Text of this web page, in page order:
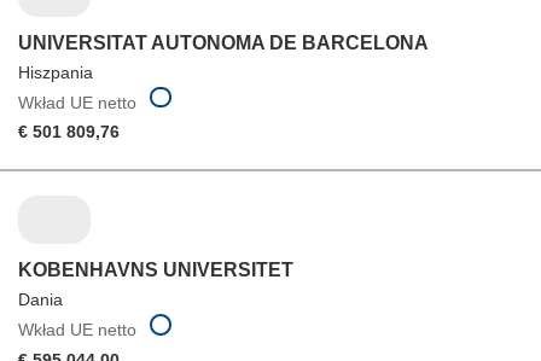
UNIVERSITAT AUTONOMA DE BARCELONA
Hiszpania
Wkład UE netto
€ 501 809,76
KOBENHAVNS UNIVERSITET
Dania
Wkład UE netto